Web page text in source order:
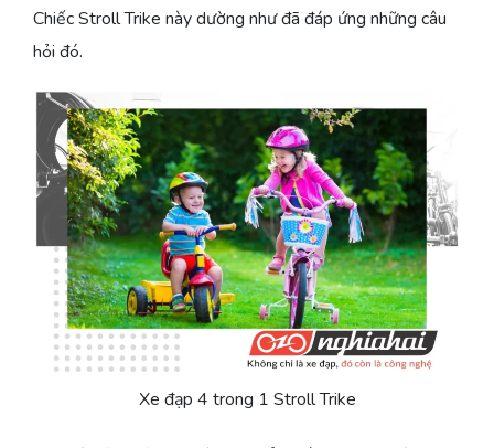
Chiếc Stroll Trike này dường như đã đáp ứng những câu
hỏi đó.
Xe đạp 4 trong 1 Stroll Trike